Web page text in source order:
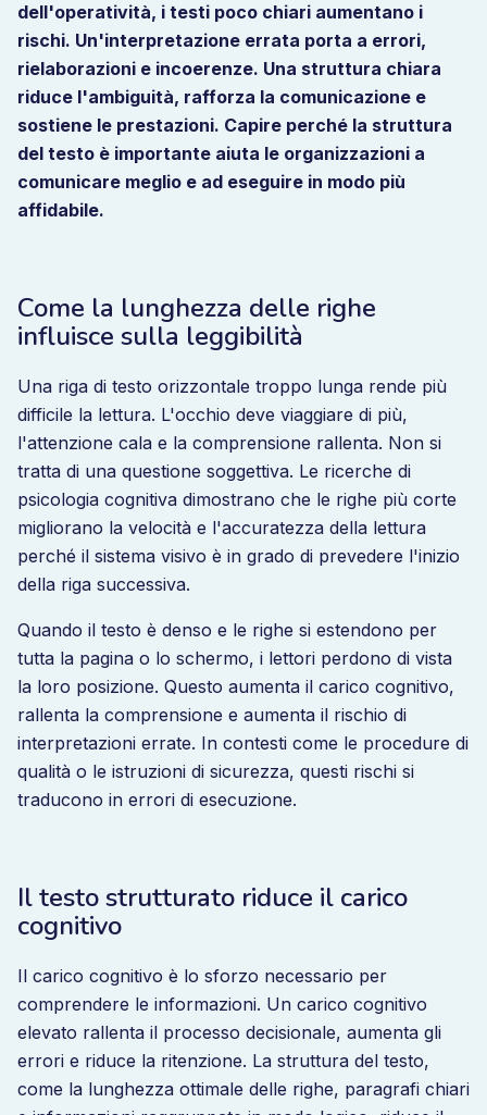
dell'operatività, i testi poco chiari aumentano i
rischi. Un'interpretazione errata porta a errori,
rielaborazioni e incoerenze. Una struttura chiara
riduce l'ambiguità, rafforza la comunicazione e
sostiene le prestazioni. Capire perché la struttura
del testo è importante aiuta le organizzazioni a
comunicare meglio e ad eseguire in modo più
affidabile.
Come la lunghezza delle righe
influisce sulla leggibilità
Una riga di testo orizzontale troppo lunga rende più
difficile la lettura. L'occhio deve viaggiare di più,
l'attenzione cala e la comprensione rallenta. Non si
tratta di una questione soggettiva. Le ricerche di
psicologia cognitiva dimostrano che le righe più corte
migliorano la velocità e l'accuratezza della lettura
perché il sistema visivo è in grado di prevedere l'inizio
della riga successiva.
Quando il testo è denso e le righe si estendono per
tutta la pagina o lo schermo, i lettori perdono di vista
la loro posizione. Questo aumenta il carico cognitivo,
rallenta la comprensione e aumenta il rischio di
interpretazioni errate. In contesti come le procedure di
qualità o le istruzioni di sicurezza, questi rischi si
traducono in errori di esecuzione.
Il testo strutturato riduce il carico
cognitivo
Il carico cognitivo è lo sforzo necessario per
comprendere le informazioni. Un carico cognitivo
elevato rallenta il processo decisionale, aumenta gli
errori e riduce la ritenzione. La struttura del testo,
come la lunghezza ottimale delle righe, paragrafi chiari